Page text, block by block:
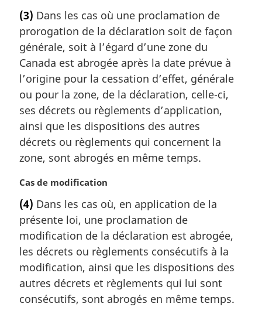
t
e
m
a
r
g
i
n
a
e
:
(3) Dans les cas où une proclamation de
prorogation de la déclaration soit de façon
générale, soit à l’égard d’une zone du
Canada est abrogée après la date prévue à
l’origine pour la cessation d’effet, générale
ou pour la zone, de la déclaration, celle-ci,
ses décrets ou règlements d’application,
ainsi que les dispositions des autres
décrets ou règlements qui concernent la
zone, sont abrogés en même temps.
N
t
e
m
a
g
i
n
Cas de modification
(4) Dans les cas où, en application de la
présente loi, une proclamation de
modification de la déclaration est abrogée,
les décrets ou règlements consécutifs à la
modification, ainsi que les dispositions des
autres décrets et règlements qui lui sont
consécutifs, sont abrogés en même temps.